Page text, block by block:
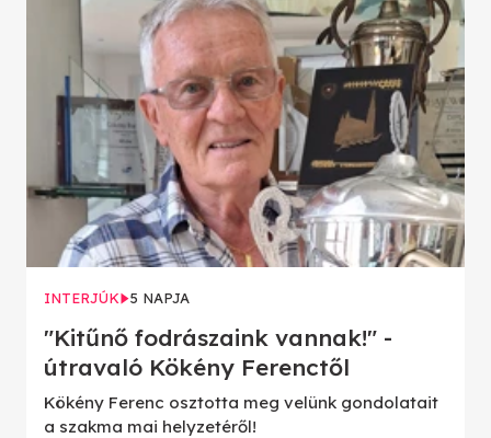
INTERJÚK 5 NAPJA
"Kitűnő fodrászaink vannak!" -
útravaló Kökény Ferenctől
Kökény Ferenc osztotta meg velünk gondolatait
a szakma mai helyzetéről!